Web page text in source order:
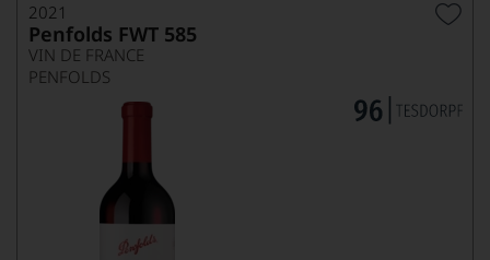
2021
Penfolds FWT 585
VIN DE FRANCE
PENFOLDS